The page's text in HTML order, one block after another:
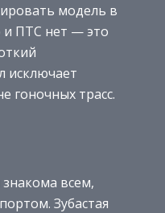
модель в
и ПТС нет — это
исключает
гоночных трасс.
знакома всем,
Зубастая